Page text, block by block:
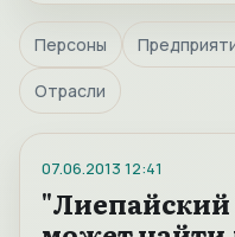
Персоны
Отрасли
07.06.2013 12:41
"Лиепайский